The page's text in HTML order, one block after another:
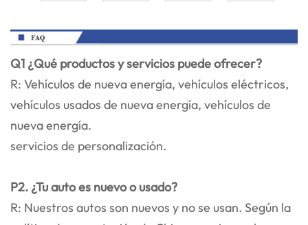
Q1 ¿Qué productos y servicios puede ofrecer?
R: Vehículos de nueva energía, vehículos eléctricos,
vehículos usados de nueva energía, vehículos de
nueva energía.
servicios de personalización.
P2. ¿Tu auto es nuevo o usado?
R: Nuestros autos son nuevos y no se usan. Según la